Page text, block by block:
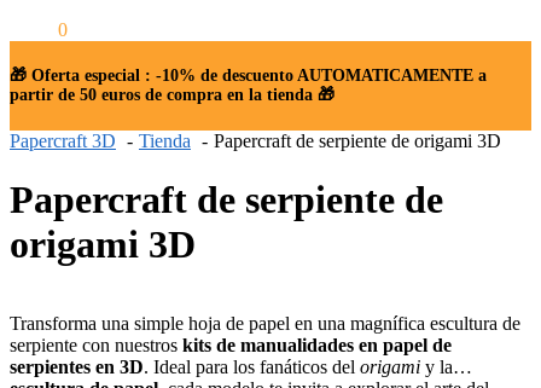
0
🎁 Oferta especial : -10% de descuento AUTOMATICAMENTE a
partir de 50 euros de compra en la tienda 🎁
Papercraft 3D Tienda Papercraft de serpiente de origami 3D
Papercraft de serpiente de
origami 3D
Transforma una simple hoja de papel en una magnífica escultura de
serpiente con nuestros kits de manualidades en papel de
serpientes en 3D. Ideal para los fanáticos del origami y la